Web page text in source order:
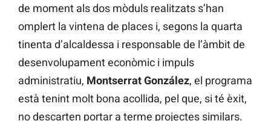
de moment als dos mòduls realitzats s’han
omplert la vintena de places i, segons la quarta
tinenta d’alcaldessa i responsable de l’àmbit de
desenvolupament econòmic i impuls
administratiu, Montserrat González, el programa
està tenint molt bona acollida, pel que, si té èxit,
no descarten portar a terme projectes similars.